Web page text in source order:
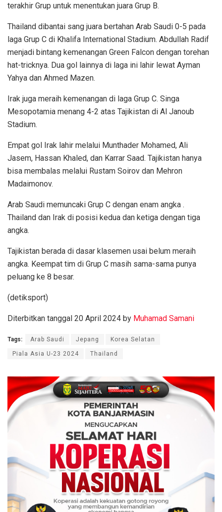
terakhir Grup untuk menentukan juara Grup B.
Thailand dibantai sang juara bertahan Arab Saudi 0-5 pada
laga Grup C di Khalifa International Stadium. Abdullah Radif
menjadi bintang kemenangan Green Falcon dengan torehan
hat-tricknya. Dua gol lainnya di laga ini lahir lewat Ayman
Yahya dan Ahmed Mazen.
Irak juga meraih kemenangan di laga Grup C. Singa
Mesopotamia menang 4-2 atas Tajikistan di Al Janoub
Stadium.
Empat gol Irak lahir melalui Munthader Mohamed, Ali
Jasem, Hassan Khaled, dan Karrar Saad. Tajikistan hanya
bisa membalas melalui Rustam Soirov dan Mehron
Madaimonov.
Arab Saudi memuncaki Grup C dengan enam angka .
Thailand dan Irak di posisi kedua dan ketiga dengan tiga
angka.
Tajikistan berada di dasar klasemen usai belum meraih
angka. Keempat tim di Grup C masih sama-sama punya
peluang ke 8 besar.
(detiksport)
Diterbitkan tanggal 20 April 2024 by Muhamad Samani
Tags: Arab Saudi Jepang Korea Selatan
Piala Asia U-23 2024 Thailand